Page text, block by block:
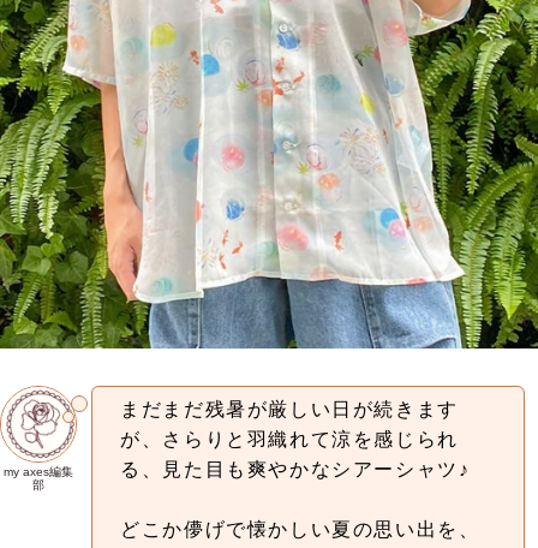
my axes編集
部
まだまだ残暑が厳しい日が続きます
が、さらりと羽織れて涼を感じられ
る、見た目も爽やかなシアーシャツ♪
どこか儚げで懐かしい夏の思い出を、